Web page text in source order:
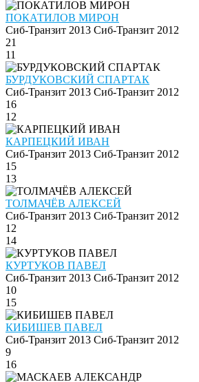
ПОКАТИЛОВ МИРОН
Сиб-Транзит 2013 Сиб-Транзит 2012
21
11
БУРДУКОВСКИЙ СПАРТАК
Сиб-Транзит 2013 Сиб-Транзит 2012
16
12
КАРПЕЦКИЙ ИВАН
Сиб-Транзит 2013 Сиб-Транзит 2012
15
13
ТОЛМАЧЁВ АЛЕКСЕЙ
Сиб-Транзит 2013 Сиб-Транзит 2012
12
14
КУРТУКОВ ПАВЕЛ
Сиб-Транзит 2013 Сиб-Транзит 2012
10
15
КИБИШЕВ ПАВЕЛ
Сиб-Транзит 2013 Сиб-Транзит 2012
9
16